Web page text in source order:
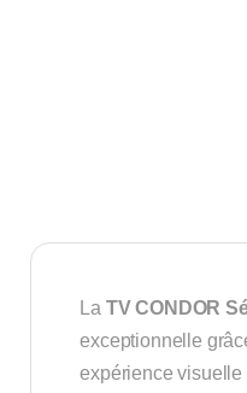
La TV CONDOR
exceptionnelle
expérience visuelle